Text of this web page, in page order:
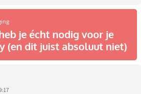
je écht nodig voor je
(en dit juist absoluut niet)